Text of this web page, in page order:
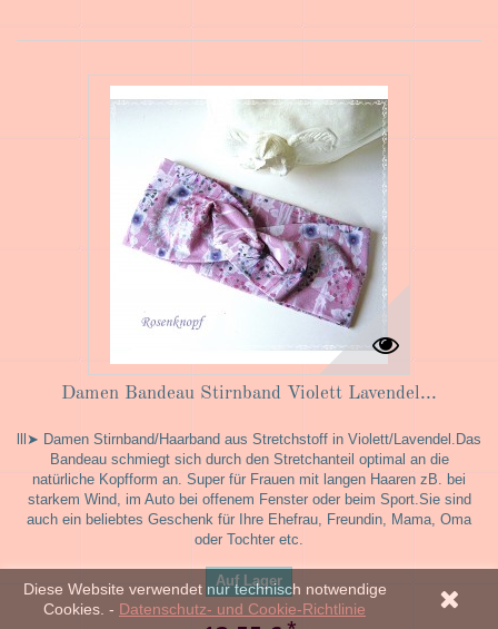
Damen Bandeau Stirnband Violett Lavendel...
lll➤ Damen Stirnband/Haarband aus Stretchstoff in Violett/Lavendel.Das
Bandeau schmiegt sich durch den Stretchanteil optimal an die
natürliche Kopfform an. Super für Frauen mit langen Haaren zB. bei
starkem Wind, im Auto bei offenem Fenster oder beim Sport.Sie sind
auch ein beliebtes Geschenk für Ihre Ehefrau, Freundin, Mama, Oma
oder Tochter etc.
Auf Lager
Diese Website verwendet nur technisch notwendige
Cookies. - Datenschutz- und Cookie-Richtlinie